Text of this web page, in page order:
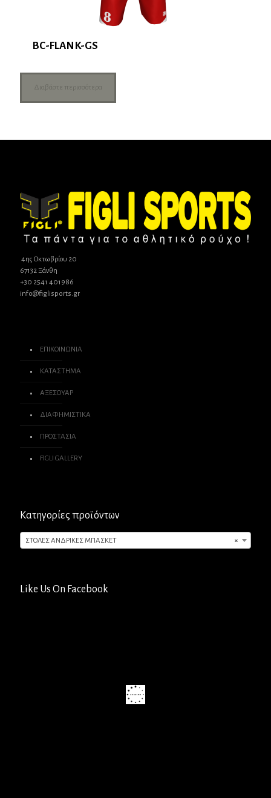
BC-FLANK-GS
Διαβάστε περισσότερα
4ης Οκτωβρίου 20
67132 Ξάνθη
+30 2541 401986
info@figlisports.gr
ΕΠΙΚΟΙΝΩΝΙΑ
ΚΑΤΑΣΤΗΜΑ
ΑΞΕΣΟΥΑΡ
ΔΙΑΦΗΜΙΣΤΙΚΑ
ΠΡΟΣΤΑΣΙΑ
FIGLI GALLERY
Κατηγορίες προϊόντων
×
ΣΤΟΛΕΣ ΑΝΔΡΙΚΕΣ ΜΠΑΣΚΕΤ
Like Us On Facebook